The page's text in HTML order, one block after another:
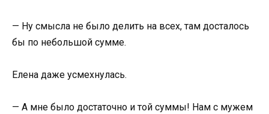
— Ну смысла не было делить на всех, там досталось
бы по небольшой сумме.
Елена даже усмехнулась.
— А мне было достаточно и той суммы! Нам с мужем